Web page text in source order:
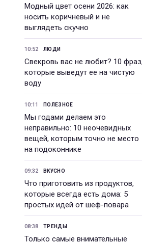
Модный цвет осени 2026: как
носить коричневый и не
выглядеть скучно
10:52 ЛЮДИ
Свекровь вас не любит? 10 фраз,
которые выведут ее на чистую
воду
10:11 ПОЛЕЗНОЕ
Мы годами делаем это
неправильно: 10 неочевидных
вещей, которым точно не место
на подоконнике
09:32 ВКУСНО
Что приготовить из продуктов,
которые всегда есть дома: 5
простых идей от шеф-повара
08:38 ТРЕНДЫ
Только самые внимательные